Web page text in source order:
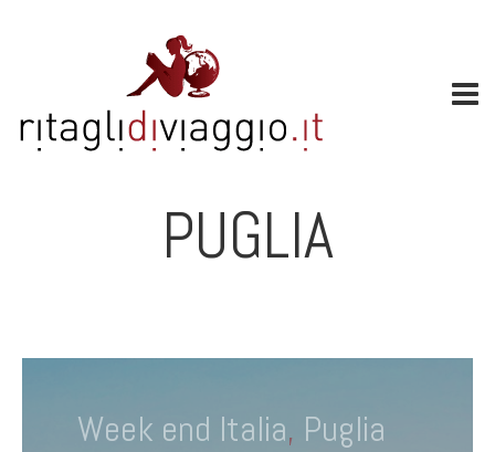
PUGLIA
Week end Italia, Puglia